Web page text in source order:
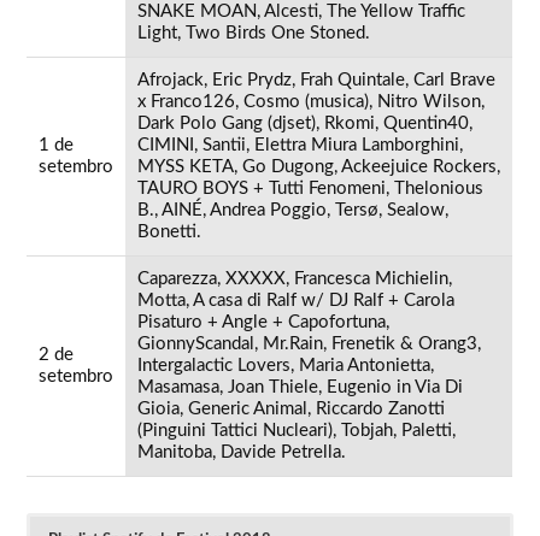
SNAKE MOAN, Alcesti, The Yellow Traffic
Light, Two Birds One Stoned.
1 de
setembro
Afrojack, Eric Prydz, Frah Quintale, Carl Brave
x Franco126, Cosmo (musica), Nitro Wilson,
Dark Polo Gang (djset), Rkomi, Quentin40,
CIMINI, Santii, Elettra Miura Lamborghini,
MYSS KETA, Go Dugong, Ackeejuice Rockers,
TAURO BOYS + Tutti Fenomeni, Thelonious
B., AINÉ, Andrea Poggio, Tersø, Sealow,
Bonetti.
2 de
setembro
Caparezza, XXXXX, Francesca Michielin,
Motta, A casa di Ralf w/ DJ Ralf + Carola
Pisaturo + Angle + Capofortuna,
GionnyScandal, Mr.Rain, Frenetik & Orang3,
Intergalactic Lovers, Maria Antonietta,
Masamasa, Joan Thiele, Eugenio in Via Di
Gioia, Generic Animal, Riccardo Zanotti
(Pinguini Tattici Nucleari), Tobjah, Paletti,
Manitoba, Davide Petrella.